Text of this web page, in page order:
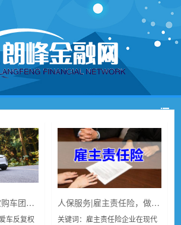
人保携手长春瑞宝购车团购会10月24日线上直播开启
车反复权
人保服务|雇主责任险，做企业的护身符
关键词：雇主责任险企业在现代